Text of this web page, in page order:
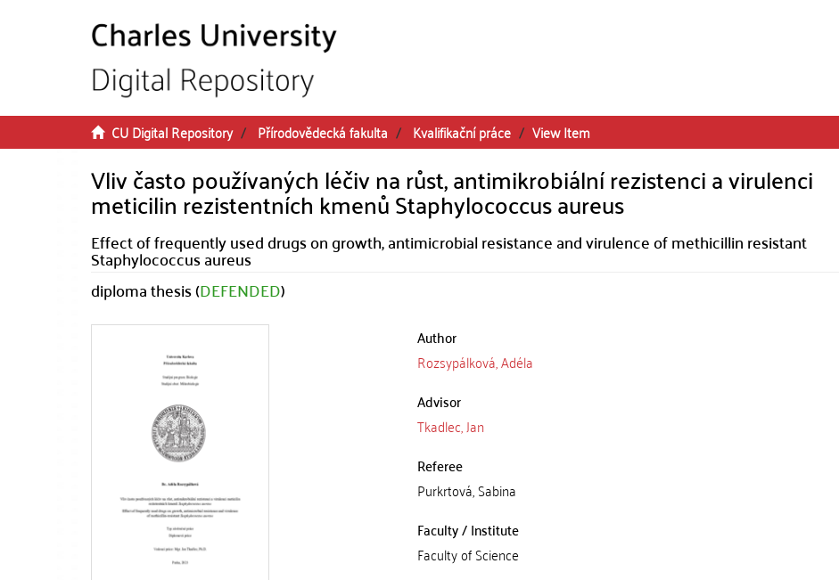
CU Digital Repository Přírodovědecká fakulta Kvalifikační práce View Item
Vliv často používaných léčiv na růst, antimikrobiální rezistenci a virulenci
meticilin rezistentních kmenů Staphylococcus aureus
Effect of frequently used drugs on growth, antimicrobial resistance and virulence of methicillin resistant
Staphylococcus aureus
diploma thesis (DEFENDED)
Author
Rozsypálková, Adéla
Advisor
Tkadlec, Jan
Referee
Purkrtová, Sabina
Faculty / Institute
Faculty of Science